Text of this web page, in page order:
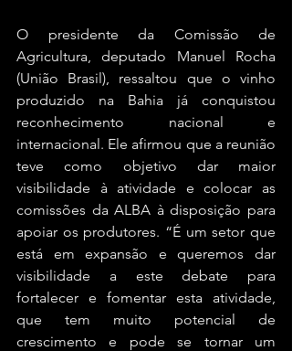
O presidente da Comissão de
Agricultura, deputado Manuel Rocha
(União Brasil), ressaltou que o vinho
produzido na Bahia já conquistou
reconhecimento nacional e
internacional. Ele afirmou que a reunião
teve como objetivo dar maior
visibilidade à atividade e colocar as
comissões da ALBA à disposição para
apoiar os produtores. “É um setor que
está em expansão e queremos dar
visibilidade a este debate para
fortalecer e fomentar esta atividade,
que tem muito potencial de
crescimento e pode se tornar um